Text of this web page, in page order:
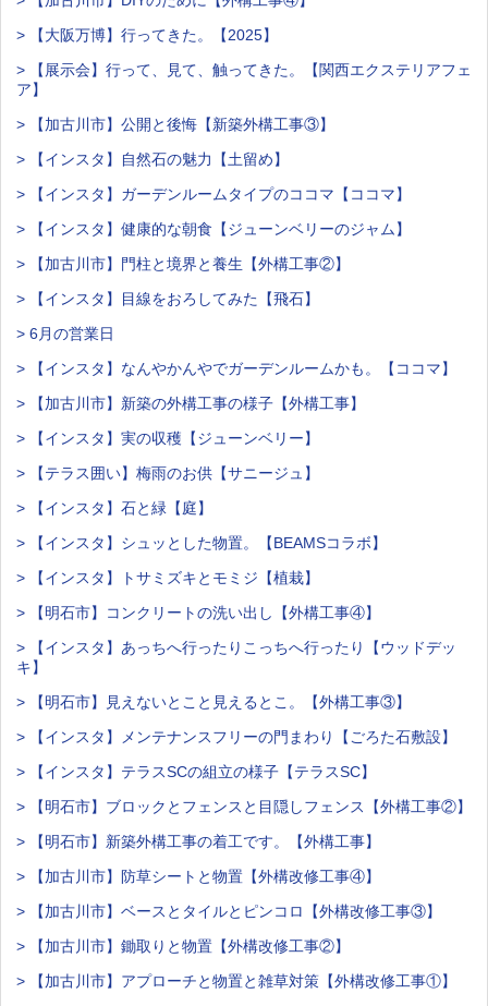
> 【大阪万博】行ってきた。【2025】
> 【展示会】行って、見て、触ってきた。【関西エクステリアフェ
ア】
> 【加古川市】公開と後悔【新築外構工事③】
> 【インスタ】自然石の魅力【土留め】
> 【インスタ】ガーデンルームタイプのココマ【ココマ】
> 【インスタ】健康的な朝食【ジューンベリーのジャム】
> 【加古川市】門柱と境界と養生【外構工事②】
> 【インスタ】目線をおろしてみた【飛石】
> 6月の営業日
> 【インスタ】なんやかんやでガーデンルームかも。【ココマ】
> 【加古川市】新築の外構工事の様子【外構工事】
> 【インスタ】実の収穫【ジューンベリー】
> 【テラス囲い】梅雨のお供【サニージュ】
> 【インスタ】石と緑【庭】
> 【インスタ】シュッとした物置。【BEAMSコラボ】
> 【インスタ】トサミズキとモミジ【植栽】
> 【明石市】コンクリートの洗い出し【外構工事④】
> 【インスタ】あっちへ行ったりこっちへ行ったり【ウッドデッ
キ】
> 【明石市】見えないとこと見えるとこ。【外構工事③】
> 【インスタ】メンテナンスフリーの門まわり【ごろた石敷設】
> 【インスタ】テラスSCの組立の様子【テラスSC】
> 【明石市】ブロックとフェンスと目隠しフェンス【外構工事②】
> 【明石市】新築外構工事の着工です。【外構工事】
> 【加古川市】防草シートと物置【外構改修工事④】
> 【加古川市】ベースとタイルとピンコロ【外構改修工事③】
> 【加古川市】鋤取りと物置【外構改修工事②】
> 【加古川市】アプローチと物置と雑草対策【外構改修工事①】